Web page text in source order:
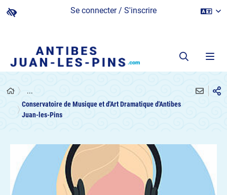
Se connecter / S'inscrire
...
Conservatoire de Musique et d'Art Dramatique d'Antibes
Juan-les-Pins